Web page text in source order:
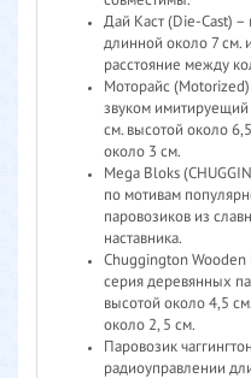
Дай Каст (Die-Cast) –
длинной около 7 см.
расстояние между
Моторайс
звуком
см. высотой около
около 3 см.
Mega Bloks
по мотивам
паровозиков из
наставника.
Chuggington Wooden
серия деревянных
высотой около 4,5
около 2, 5 см.
Паровозик
радиоуправлении